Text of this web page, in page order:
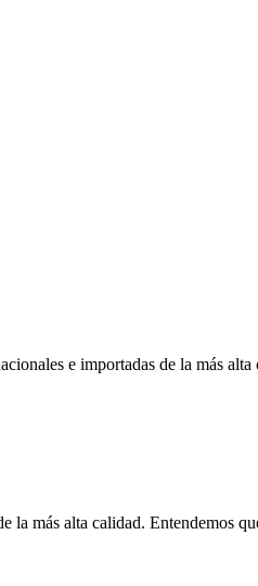
e importadas de la más alta
la más alta calidad. Entendemos